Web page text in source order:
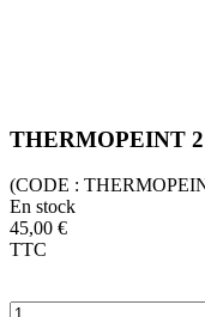
THERMOPEINT
(CODE :
En stock
45,00 €
TTC